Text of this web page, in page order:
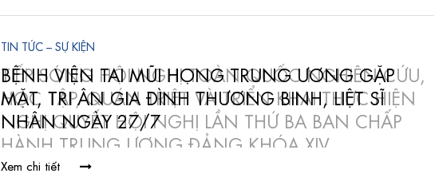
TIN TỨC – SỰ KIỆN
BỆNH VIỆN TAI MŨI HỌNG TRUNG ƯƠNG GẶP
MẶT, TRI ÂN GIA ĐÌNH THƯƠNG BINH, LIỆT SĨ
NHÂN NGÀY 27/7
Xem chi tiết